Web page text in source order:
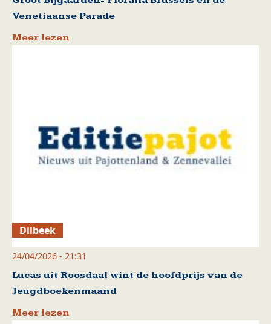
Venetiaanse Parade
Meer lezen
Dilbeek
24/04/2026 - 21:31
Lucas uit Roosdaal wint de hoofdprijs van de
Jeugdboekenmaand
Meer lezen